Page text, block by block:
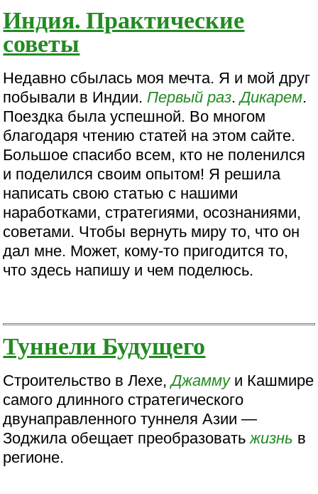
Индия. Практические
советы
Недавно сбылась моя мечта. Я и мой друг
побывали в Индии.Первый раз.Дикарем.
Поездка была успешной. Во многом
благодаря чтению статей на этом сайте.
Большое спасибо всем, кто не поленился
и поделился своим опытом! Я решила
написать свою статью с нашими
наработками, стратегиями, осознаниями,
советами. Чтобы вернуть миру то, что он
дал мне. Может, кому-то пригодится то,
что здесь напишу и чем поделюсь.
Туннели Будущего
Строительство в Лехе,Джаммуи Кашмире
самого длинного стратегического
двунаправленного туннеля Азии —
Зоджила обещает преобразоватьжизнь в
регионе.